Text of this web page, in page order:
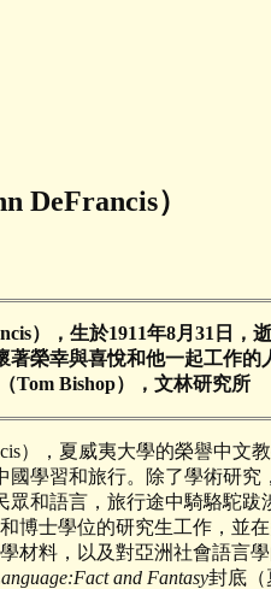
DeFrancis）
），生於1911年8月31日
著榮幸與喜悅和他一起工作
Bishop），文林研究所
），夏威夷大學的榮譽中
國學習和旅行。除了學術研
眾和語言，旅行途中騎駱駝
博士學位的研究生工作，並
材料，以及對亞洲社會語言
and Fantasy封底（